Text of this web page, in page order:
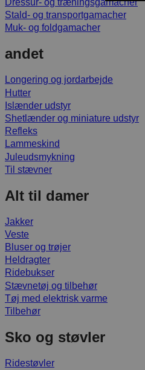
Dressur- og træningsgamacher
Stald- og transportgamacher
Muk- og foldgamacher
andet
Longering og jordarbejde
Hutter
Islænder udstyr
Shetlænder og miniature udstyr
Refleks
Lammeskind
Juleudsmykning
Til stævner
Alt til damer
Jakker
Veste
Bluser og trøjer
Heldragter
Ridebukser
Stævnetøj og tilbehør
Tøj med elektrisk varme
Tilbehør
Sko og støvler
Ridestøvler